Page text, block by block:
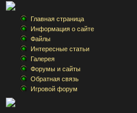
Главная страница
Информация о сайте
Файлы
Интересные статьи
Галерея
Форумы и сайты
Обратная связь
Игровой форум